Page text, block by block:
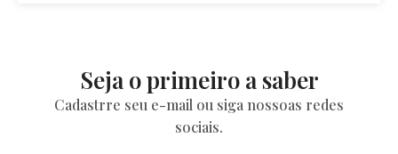
Seja o primeiro a saber
Cadastrre seu e-mail ou siga nossoas redes
sociais.